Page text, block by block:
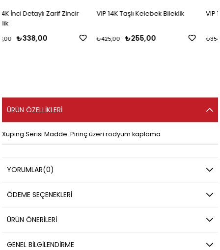
VIP 14K Taşlı Kelebek Bileklik
₺255,00
₺425,00
VIP 14K Suyolu Harf Bileklik
₺213,00
₺354,00
ÜRÜN ÖZELLIKLERI
Xuping Serisi Madde: Pirinç üzeri rodyum kaplama
YORUMLAR(0)
ÖDEME SEÇENEKLERI
ÜRÜN ÖNERILERI
GENEL BILGILENDIRME